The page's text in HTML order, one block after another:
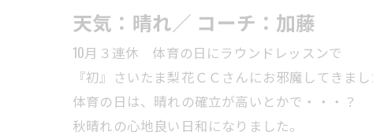
天気：晴れ／ コーチ：加藤
10月３連休 体育の日にラウンドレッスンで
『初』さいたま梨花ＣＣさんにお邪魔してきまし
体育の日は、晴れの確立が高いとかで・・・？
秋晴れの心地良い日和になりました。